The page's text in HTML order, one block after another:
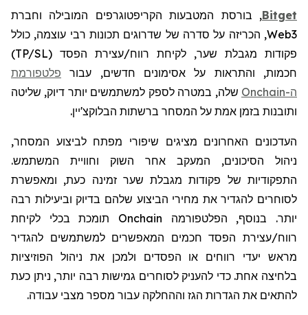
Bitget, בורסת המטבעות הקריפטוגרפים המובילה וחברת
Web3
, הכריזה על סדרה של שדרוגים תכונות רבי עוצמה, כולל
פקודות מגבלת שער, לקיחת רווח/עצירת הפסד (TP/SL
)
חכמות, והתראות על אסימונים חדשים, עבור פלטפורמת
ה-Onchain שלה, במטרה לספק למשתמשים יותר דיוק, שליטה
ותובנות בזמן אמת על המסחר ברשתות הבלוקצ'יין.
העדכונים האחרונים מציגים שיפורי מפתח לביצוע המסחר,
ניהול הסיכונים, המעקב אחר השוק וחוויית המשתמש.
התפקודיות של פקודות מגבלת שער זמינה כעת, ומאפשרת
לסוחרים להגדיר את מחירי הביצוע שלהם בדיוק וביעילות רבה
יותר. בנוסף, הפלטפורמה Onchain תומכת בכלי לקיחת
רווח/עצירת הפסד חכמים המאפשרים למשתמשים להגדיר
מראש יעדי רווחים או הפסדים ולמכן את ניהול הפוזיציות
בלחיצה אחת. כדי להעניק לסוחרים גמישות רבה יותר, ניתן כעת
להתאים את הגדרות הגז וההחלקה עבור מספר מצבי עבודה.